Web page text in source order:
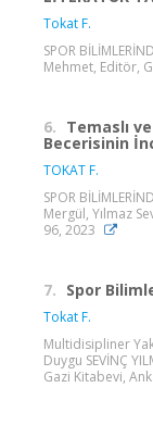
Tokat F.
SPOR
Mehmet, Editör,
6. Temaslı
Becerisinin
TOKAT F.
SPOR
Mergül, Yılmaz
96, 2023
7. Spor
Tokat F.
Multidisipliner
Duygu SEVİNÇ
Gazi Kitabevi,